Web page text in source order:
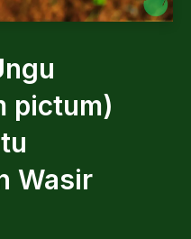
pictum)
Wasir